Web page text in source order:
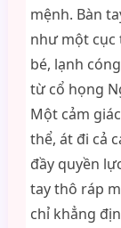
mệnh. Bàn
như một cục
bé, lạnh
từ cổ họng
Một cảm
thể, át đi cả
đầy quyền
tay thô ráp
chỉ khẳng